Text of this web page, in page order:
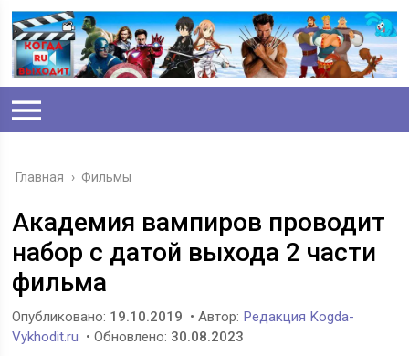
Главная › Фильмы
Академия вампиров проводит
набор с датой выхода 2 части
фильма
Опубликовано: 19.10.2019 • Автор: Редакция Kogda-
Vykhodit.ru • Обновлено: 30.08.2023